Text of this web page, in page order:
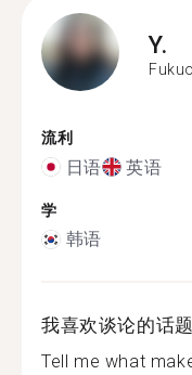
Y.
流利
日语 英语
学
韩语
我喜欢谈论的话题
Tell me what